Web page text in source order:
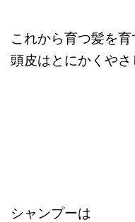
これから育つ髪を
頭皮はとにかくや
シャンプーは